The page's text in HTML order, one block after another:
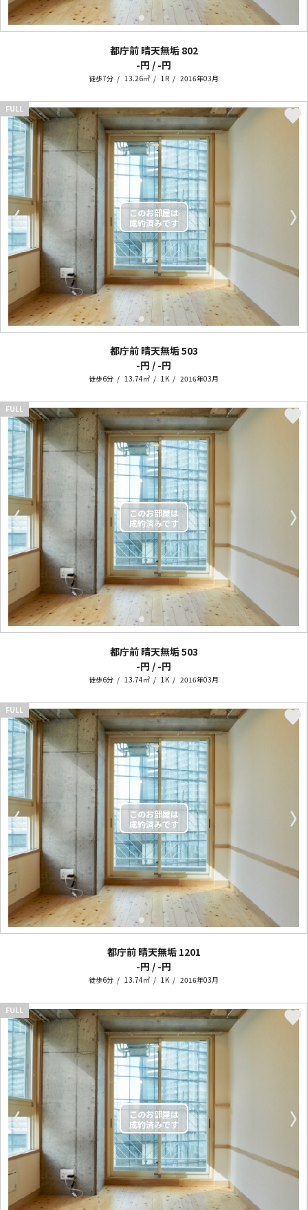
都庁前 晴天無垢 802
-円 / -円
徒歩7分 13.26㎡ 1R 2016年03月
〈 〉
FULL
都庁前 晴天無垢503
-円 / -円
徒歩6分 13.74㎡ 1K 2016年03月
〈 〉
FULL
都庁前 晴天無垢503
-円 / -円
徒歩6分 13.74㎡ 1K 2016年03月
〈 〉
FULL
都庁前 晴天無垢 1201
-円 / -円
徒歩6分 13.74㎡ 1K 2016年03月
〈 〉
FULL